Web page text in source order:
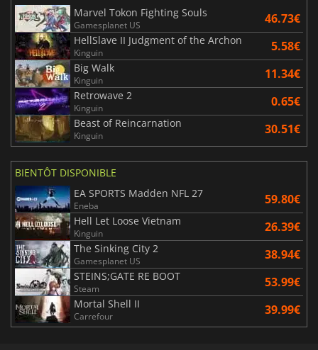
Marvel Tokon Fighting Souls
Gamesplanet US 46.73€
HellSlave II Judgment of the Archon
Kinguin 5.58€
Big Walk
Kinguin 11.34€
Retrowave 2
Kinguin 0.65€
Beast of Reincarnation
Kinguin 30.51€
BIENTÔT DISPONIBLE
EA SPORTS Madden NFL 27
Eneba 59.80€
Hell Let Loose Vietnam
Kinguin 26.39€
The Sinking City 2
Gamesplanet US 38.94€
STEINS;GATE RE BOOT
Steam 53.99€
Mortal Shell II
Carrefour 39.99€